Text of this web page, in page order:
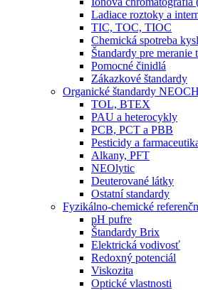
Ladiace roztoky a
TIC, TOC, TIOC
Chemická spotreba
Štandardy pre meranie
Pomocné činidlá
Zákazkové štandardy
Organické štandardy
TOL, BTEX
PAU a heterocykly
PCB, PCT a PBB
Pesticidy a
Alkany, PFT
NEOlytic
Deuterované látky
Ostatní standardy
Fyzikálno-chemické
pH pufre
Štandardy Brix
Elektrická vodivosť
Redoxný potenciál
Viskozita
Optické vlastnosti